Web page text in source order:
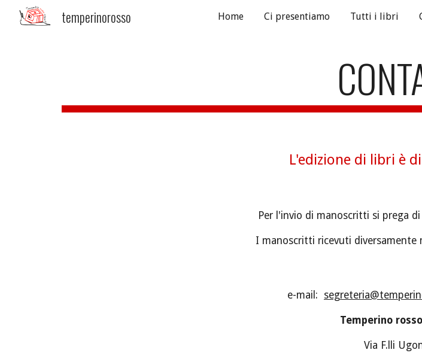
Skip to main content
temperinorosso Home Ci presentiamo Tutti i libri
L'edizione di libri è
Per l'invio di manoscritti si prega
I manoscritti ricevuti diversamente
e-mail:
Temperino
Via F.lli